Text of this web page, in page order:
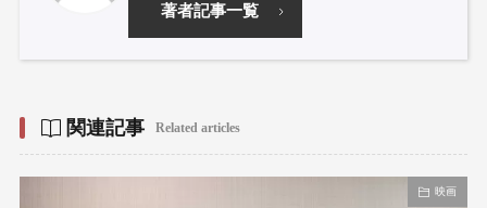
著者記事一覧
関連記事 Related articles
映画